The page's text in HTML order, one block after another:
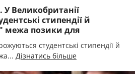
У Великобританії
стипендії й
межа позики для
студентські стипендії й
Дізнатись більше